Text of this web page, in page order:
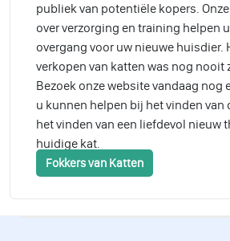
publiek van potentiële kopers.
over verzorging en training helpen
overgang voor uw nieuwe huisdier.
verkopen van katten was nog nooit
Bezoek onze website vandaag nog
u kunnen helpen bij het vinden van
het vinden van een liefdevol nieuw
huidige kat.
Fokkers van Katten